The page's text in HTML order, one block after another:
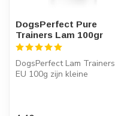
DogsPerfect Pure
Trainers Lam 100gr
DogsPerfect Lam Trainers
EU 100g zijn kleine